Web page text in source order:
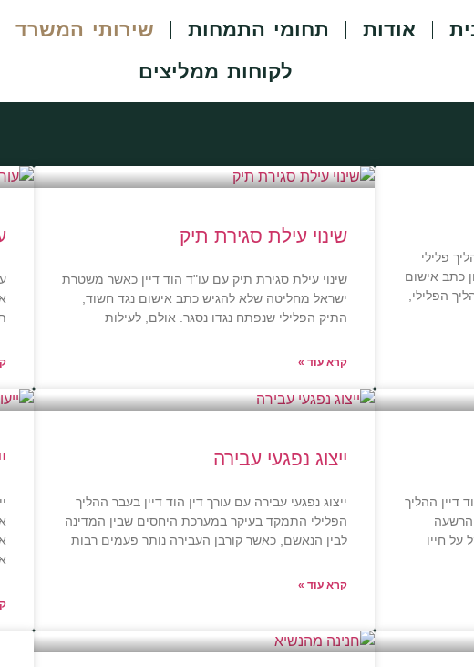
אודות תחומי התמחות שירותי המשרד
לקוחות ממליצים
פלילי
כתב אישום
הפלילי,
שינוי עילת סגירת תיק
שינוי עילת סגירת תיק עם עו"ד הוד דיין כאשר משטרת
ישראל מחליטה שלא להגיש כתב אישום נגד חשוד,
התיק הפלילי שנפתח נגדו נסגר. אולם, לעילות
קרא עוד »
דיין ההליך
חייו
ייצוג נפגעי עבירה
ייצוג נפגעי עבירה עם עורך דין הוד דיין בעבר ההליך
הפלילי התמקד בעיקר במערכת היחסים שבין המדינה
לבין הנאשם, כאשר קורבן העבירה נותר פעמים רבות
קרא עוד »